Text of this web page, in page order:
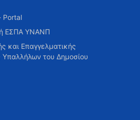
Portal
ΕΣΠΑ ΥΝΑΝΠ
και Επαγγελματικής
Υπαλλήλων του Δημοσίου